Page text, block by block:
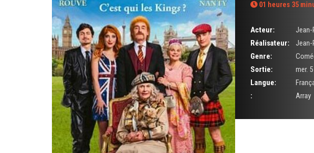
01 heures 35
Acteur: Jean-
Réalisateur:
Jean-
Genre:
Sortie:
mer. 5
Langue:
:
Array